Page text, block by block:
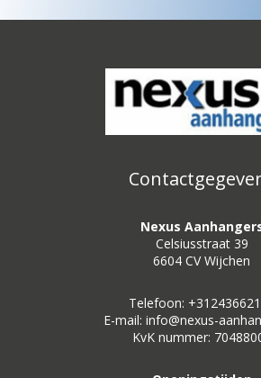
Nexus
Celsiusstraat 39
6604 CV Wijchen
Telefoon:
E-mail: info@nexus-
KvK nummer: